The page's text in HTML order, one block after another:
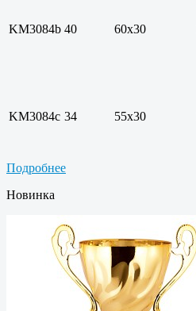
KM3084b 40 60х30
KM3084c 34 55х30
Подробнее
Новинка